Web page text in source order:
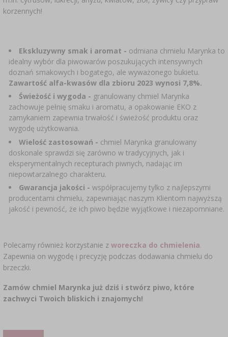
JELITA
PEKLE, MARYNATY I ZIOŁA ›
KULTURY BAKTERII
LITERATURA WĘDLINIARSTWO
AROMATY DYMU WĘDZARNICZEGO
KORKOWANIE
AKCESORIA WINIARSKIE ›
MIERNIKI, WSKAŹNIKI ›
BUTELKI ›
GĄSIORY ›
REGAŁY
AROMATYZACJA ›
BADANIA WINA
ETYKIETY
PRZYPRAWY
LEJKI
WĘGIEL AKTYWNY
SUBSTANCJE DODATKOWE
ETYKIETY
BADANIA ALKOHOLU
LITERATURA
MŁYNKI I MOŹDZIERZE ›
GADŻETY DOMOWE
MOTORYZACJA
korzennych!
Ekskluzywny smak i aromat - odmiana chmielu Marynka to
idealny wybór dla piwowarów poszukujących intensywnych
doznań smakowych i bogatego, ale wyważonego bukietu.
Zawartość alfa-kwasów dla zbioru 2023 wynosi 7,8%.
Świeżość i wygoda - granulowany chmiel Marynka
zachowuje pełnię smaku i aromatu, a opakowanie EKO z
zamykaniem zapewnia trwałość i świeżość produktu oraz
wygodę użytkowania.
Wielość zastosowań - chmiel Marynka granulowany
doskonale sprawdzi się zarówno w tradycyjnych, jak i
eksperymentalnych recepturach piwnych, nadając im
niepowtarzalnego charakteru.
Gwarancja jakości - współpracujemy tylko z najlepszymi
producentami chmielu, zapewniając naszym Klientom najwyższą
jakość i pewność, że ich piwo będzie wyjątkowe i niezapomniane.
Polecamy również korzystanie z woreczka do chmielenia.
Zapewnia on wygodę i precyzję podczas dodawania chmielu do
brzeczki.
Zamów chmiel Marynka już dziś i stwórz piwo, które
zachwyci Twoich bliskich i znajomych!